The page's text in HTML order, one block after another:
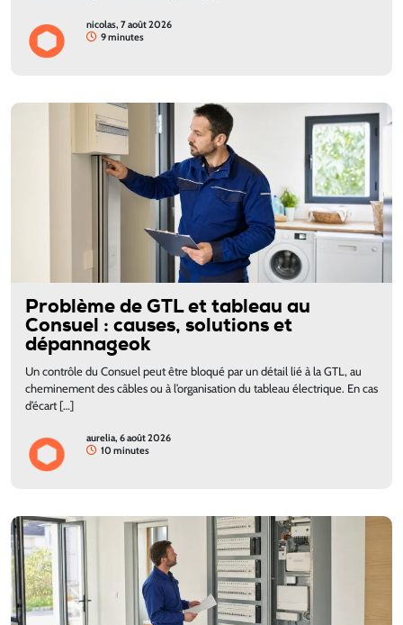
nicolas, 7 août 2026
9 minutes
Problème de GTL et tableau au
Consuel : causes, solutions et
dépannageok
Un contrôle du Consuel peut être bloqué par un détail lié à la GTL, au
cheminement des câbles ou à l’organisation du tableau électrique. En cas
d’écart […]
aurelia, 6 août 2026
10 minutes